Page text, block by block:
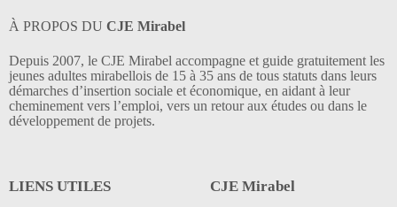
À PROPOS DU CJE Mirabel
Depuis 2007, le CJE Mirabel accompagne et guide gratuitement les
jeunes adultes mirabellois de 15 à 35 ans de tous statuts dans leurs
démarches d’insertion sociale et économique, en aidant à leur
cheminement vers l’emploi, vers un retour aux études ou dans le
développement de projets.
LIENS UTILES CJE Mirabel